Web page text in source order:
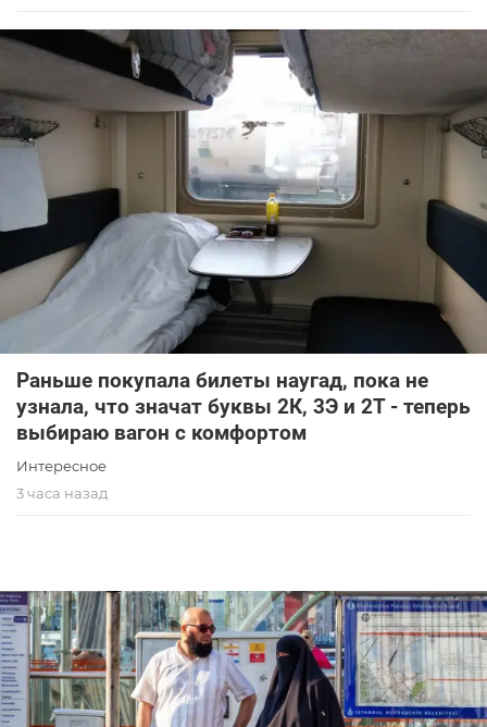
Раньше покупала билеты наугад, пока не
узнала, что значат буквы 2К, 3Э и 2Т - теперь
выбираю вагон с комфортом
Интересное
3 часа назад